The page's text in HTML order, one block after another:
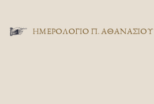
ΗΜΕΡΟΛΟΓΙΟ Π. ΑΘΑΝΑΣΙΟΥ